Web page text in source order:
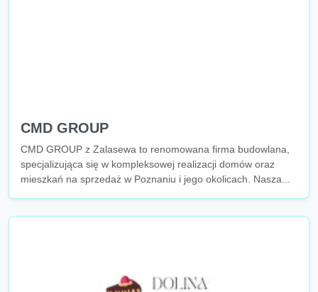
CMD GROUP
CMD GROUP z Zalasewa to renomowana firma budowlana,
specjalizująca się w kompleksowej realizacji domów oraz
mieszkań na sprzedaż w Poznaniu i jego okolicach. Nasza...